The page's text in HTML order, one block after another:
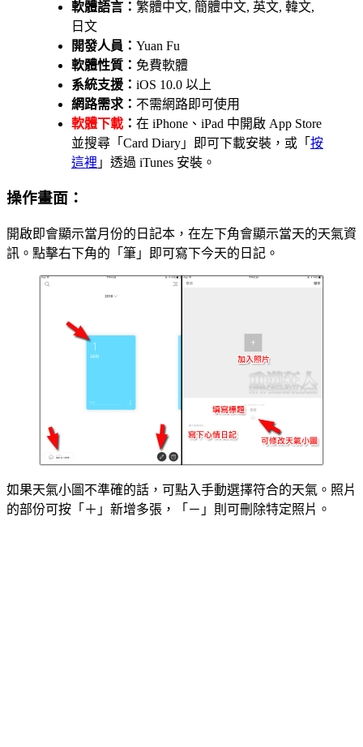
軟體語言： 繁體中文, 簡體中文, 英文, 韓文,
日文
開發人員： Yuan Fu
軟體性質： 免費軟體
系統支援： iOS 10.0 以上
網路需求： 不需網路即可使用
軟體下載 ： 在 iPhone、iPad 中開啟 App Store
並搜尋「Card Diary」即可下載安裝，或「 按
這裡 」透過 iTunes 安裝。
操作畫面：
開啟即會顯示當月份的日記本，在左下角會顯示當天的天氣資
訊。點擊右下角的「筆」即可寫下今天的日記。
如果天氣小圖不準確的話，可點入手動選擇符合的天氣。照片
的部份可按「＋」新增多張，「－」則可刪除特定照片。